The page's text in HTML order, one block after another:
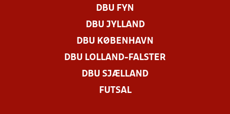
DBU FYN
DBU JYLLAND
DBU KØBENHAVN
DBU LOLLAND-FALSTER
DBU SJÆLLAND
FUTSAL